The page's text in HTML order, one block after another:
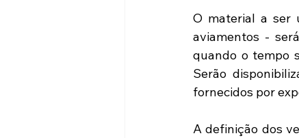
O material a ser
aviamentos -
quando o tempo
Serão
fornecidos por
A definição dos